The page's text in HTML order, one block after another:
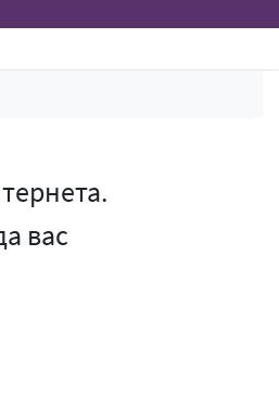
вас